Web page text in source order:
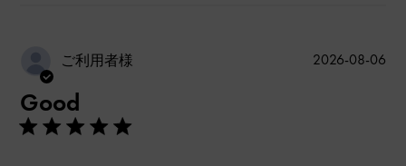
ご利用者様
Good
公
2026-08-06